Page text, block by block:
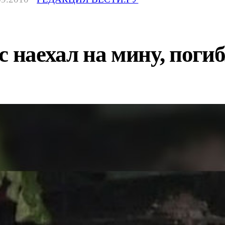
наехал на мину,